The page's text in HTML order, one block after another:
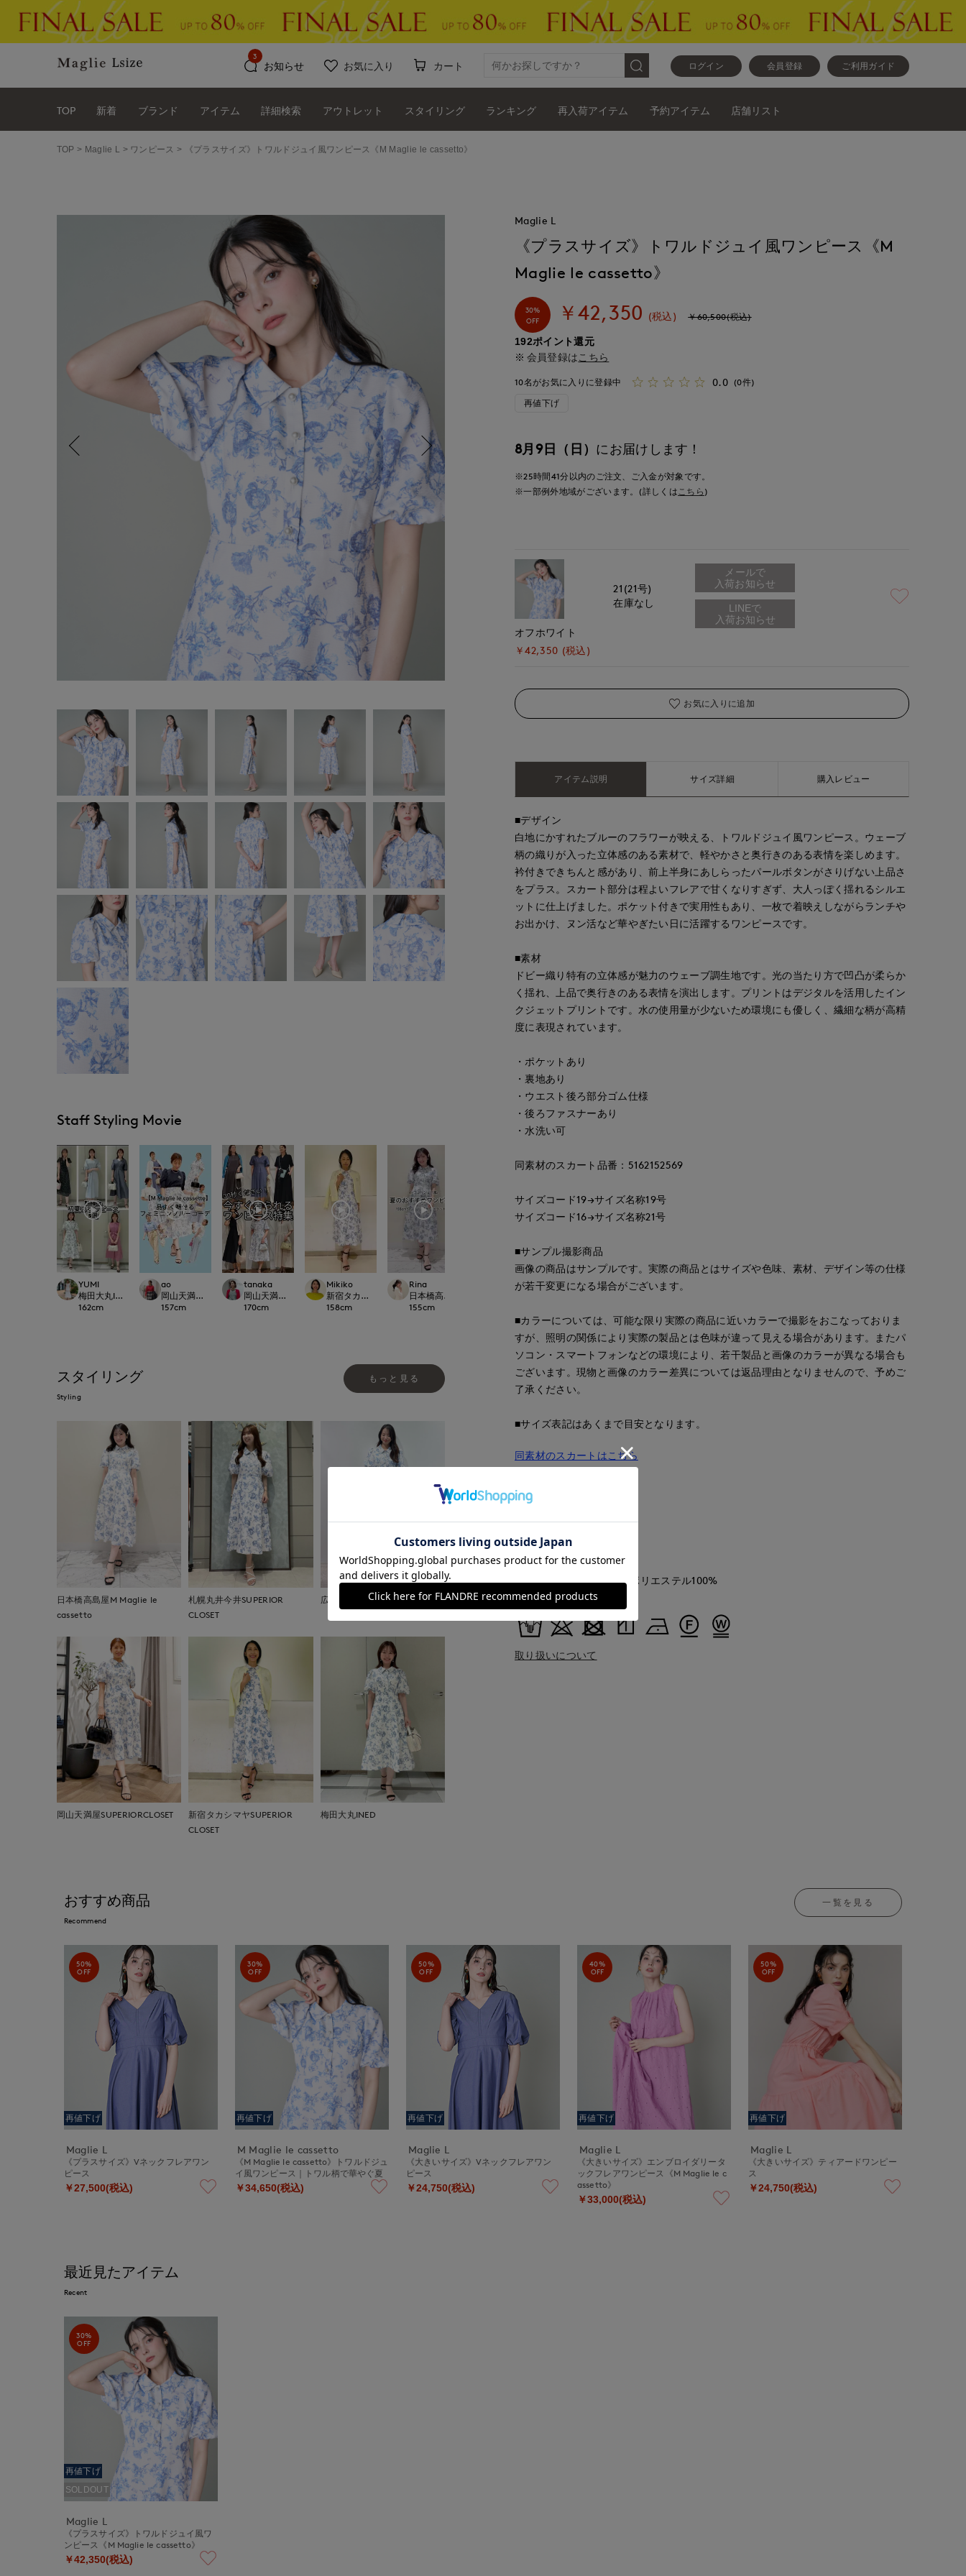
ログイン 会員登録 ご利用ガイド
お知らせ
3
お気に入り カート
TOP 新着 ブランド アイテム 詳細検索 アウトレット スタイリング ランキング 再入荷アイテム 予約アイテム 店舗リスト
TOP Maglie L ワンピース 《プラスサイズ》トワルドジュイ風ワンピース《M Maglie le cassetto》
Staff Styling Movie
YUMI
梅田大丸INED
162cm
ao
岡山天満屋SUPERIORCLOSET
157cm
tanaka
岡山天満屋SUPERIORCLOSET
170cm
Mikiko
新宿タカシマヤSUPERIOR CLOSET
158cm
Rina
日本橋高島屋M Maglie le cassetto
155cm
morimoto
Jinda
広島三越SUPERIORCLOSET
スタイリング
Styling
もっと見る
日本橋高島屋M Maglie le
cassetto
札幌丸井今井SUPERIOR
CLOSET
広島三越SUPERIORCLOSET
岡山天満屋SUPERIORCLOSET
新宿タカシマヤSUPERIOR
CLOSET
梅田大丸INED
Maglie L
《プラスサイズ》トワルドジュイ風ワンピース《M
Maglie le cassetto》
30%
OFF
￥42,350 (税込) ￥60,500(税込)
192ポイント還元
会員登録は こちら
10名がお気に入りに登録中 0.0 (0件)
再値下げ
8月9日（日） にお届けします！
※25時間41分以内のご注文、ご入金が対象です。
※一部例外地域がございます。(詳しくはこちら )
オフホワイト
￥42,350 (税込)
21(21号)
在庫なし
メールで
入荷お知らせ
お気に入りに追加
アイテム説明 サイズ詳細 購入レビュー
■デザイン
白地にかすれたブルーのフラワーが映える、トワルドジュイ風ワンピース。ウェーブ
柄の織りが入った立体感のある素材で、軽やかさと奥行きのある表情を楽しめます。
衿付きできちんと感があり、前上半身にあしらったパールボタンがさりげない上品さ
をプラス。スカート部分は程よいフレアで甘くなりすぎず、大人っぽく揺れるシルエ
ットに仕上げました。ポケット付きで実用性もあり、一枚で着映えしながらランチや
お出かけ、ヌン活など華やぎたい日に活躍するワンピースです。
■素材
ドビー織り特有の立体感が魅力のウェーブ調生地です。光の当たり方で凹凸が柔らか
く揺れ、上品で奥行きのある表情を演出します。プリントはデジタルを活用したイン
クジェットプリントです。水の使用量が少ないため環境にも優しく、繊細な柄が高精
度に表現されています。
・ポケットあり
・裏地あり
・ウエスト後ろ部分ゴム仕様
・後ろファスナーあり
・水洗い可
同素材のスカート品番：5162152569
サイズコード19→サイズ名称19号
サイズコード16→サイズ名称21号
■サンプル撮影商品
画像の商品はサンプルです。実際の商品とはサイズや色味、素材、デザイン等の仕様
が若干変更になる場合がございます。
■カラーについては、可能な限り実際の商品に近いカラーで撮影をおこなっておりま
すが、照明の関係により実際の製品とは色味が違って見える場合があります。またパ
ソコン・スマートフォンなどの環境により、若干製品と画像のカラーが異なる場合も
ございます。現物と画像のカラー差異については返品理由となりませんので、予めご
了承ください。
■サイズ表記はあくまで目安となります。
同素材のスカートはこちら
62121568
■原産国
日本
■クオリティ
ポリエステル100% 裏地:ポリエステル100%
■取扱い方法
取り扱いについて
おすすめ商品
Recommend
一覧を見る
50%
OFF
再値下げ
Maglie L
《プラスサイズ》Vネックフレアワン
ピース
￥27,500(税込)
30%
OFF
再値下げ
M Maglie le cassetto
《M Maglie le cassetto》トワルドジュ
イ風ワンピース｜トワル柄で華やぐ夏
￥34,650(税込)
50%
OFF
再値下げ
Maglie L
《大きいサイズ》Vネックフレアワン
ピース
￥24,750(税込)
40%
OFF
再値下げ
Maglie L
《大きいサイズ》エンブロイダリータ
ックフレアワンピース《M Maglie le c
assetto》
￥33,000(税込)
50%
OFF
再値下げ
Maglie L
《大きいサイズ》ティアードワンピー
ス
￥24,750(税込)
最近見たアイテム
Recent
30%
OFF
再値下げ
SOLDOUT
Maglie L
《プラスサイズ》トワルドジュイ風ワ
ンピース《M Maglie le cassetto》
￥42,350(税込)